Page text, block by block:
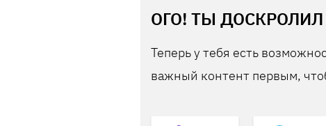
ОГО! ТЫ
Теперь у тебя есть
важный контент первым,